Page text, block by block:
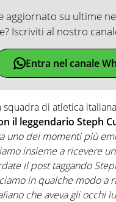
aggiornato su ultime
Iscriviti al nostro
Entra nel canale
di atletica
il leggendario Steph
uno dei momenti più
insieme a ricevere
il post taggando
in qualche modo a
che aveva gli occhi